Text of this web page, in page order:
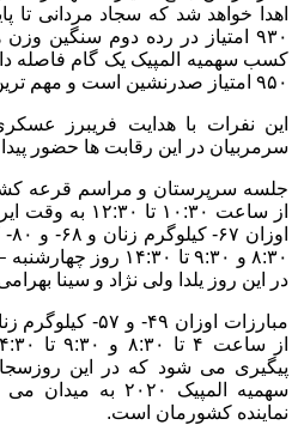
۹۳۰ امتیاز در رده دوم سنگین
کسب سهمیه المپیک یک گام فاصله
۹۵۰ امتیاز صدرنشین است و مهم ترین رقیب او محسوب می شود.
این نفرات با هدایت فریبرز
سرمربیان در این رقابت ها حضور
از ساعت ۱۰:۳۰
در این روز یلدا ولی نژاد و سینا
پیگیری می شود که در این
سهمیه المپیک ۲۰۲۰
نماینده کشورمان است.